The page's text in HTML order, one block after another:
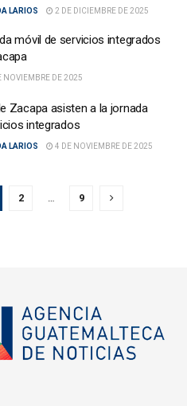
LARIOS 2 DE DICIEMBRE DE 2025
móvil de servicios integrados
NOVIEMBRE DE 2025
Zacapa asisten a la jornada
integrados
LARIOS 4 DE NOVIEMBRE DE 2025
2 9